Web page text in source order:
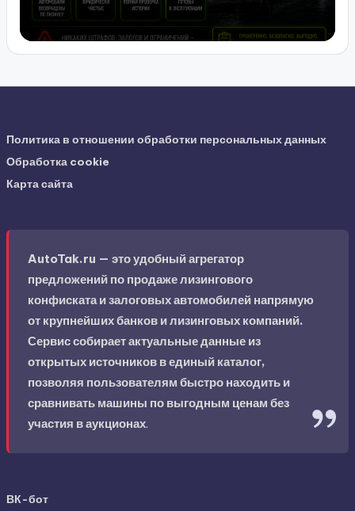
Политика в отношении обработки персональных данных
Обработка cookie
Карта сайта
AutoTak.ru — это удобный агрегатор
предложений по продаже лизингового
конфиската и залоговых автомобилей напрямую
от крупнейших банков и лизинговых компаний.
Сервис собирает актуальные данные из
открытых источников в единый каталог,
позволяя пользователям быстро находить и
сравнивать машины по выгодным ценам без
участия в аукционах.
ВК-бот